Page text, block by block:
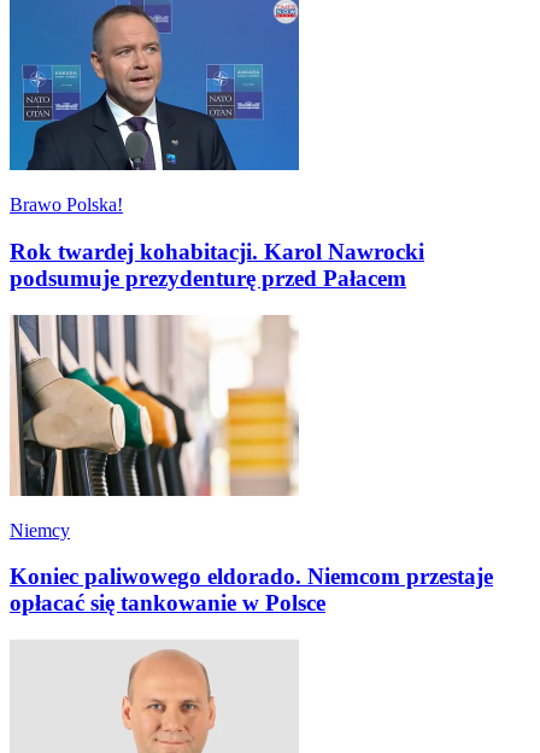
Brawo Polska!
Rok twardej kohabitacji. Karol Nawrocki
podsumuje prezydenturę przed Pałacem
Niemcy
Koniec paliwowego eldorado. Niemcom przestaje
opłacać się tankowanie w Polsce